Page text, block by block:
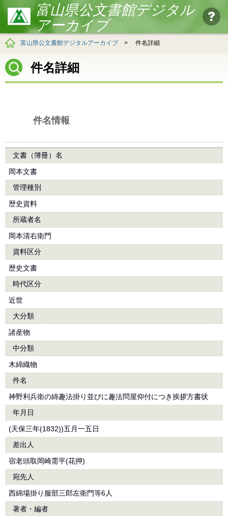
富山県公文書館デジタル
アーカイブ
富山県公文書館デジタルアーカイブ > 件名詳細
件名詳細
件名情報
文書（簿冊）名
岡本文書
管理種別
歴史資料
所蔵者名
岡本清右衛門
資料区分
歴史文書
時代区分
近世
大分類
諸産物
中分類
木綿織物
件名
神野利兵衛の綿趣法掛り並びに趣法問屋仰付につき挨拶方書状
年月日
(天保三年(1832))五月一五日
差出人
宿老頭取岡崎需平(花押)
宛先人
西綿場掛り服部三郎左衛門等6人
著者・編者